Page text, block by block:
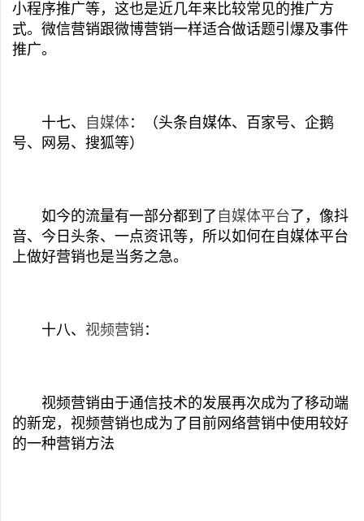
小程序推广等，这也是近几年来比较常见的推广方
式。微信营销跟微博营销一样适合做话题引爆及事件
推广。
十七、 自媒体：（头条自媒体、百家号、企鹅
号、网易、搜狐等）
如今的流量有一部分都到了 自媒体平台 了，像抖
音、今日头条、一点资讯等，所以如何在自媒体平台
上做好营销也是当务之急。
十八、 视频营销 ：
视频营销由于通信技术的发展再次成为了移动端
的新宠，视频营销也成为了目前网络营销中使用较好
的一种营销方法